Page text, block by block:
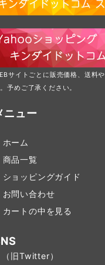
サイトごとに販売価格、送料
予めご了承ください。
ニュー
ホーム
商品一覧
ショッピングガイド
お問い合わせ
カートの中を見る
（旧Twitter）